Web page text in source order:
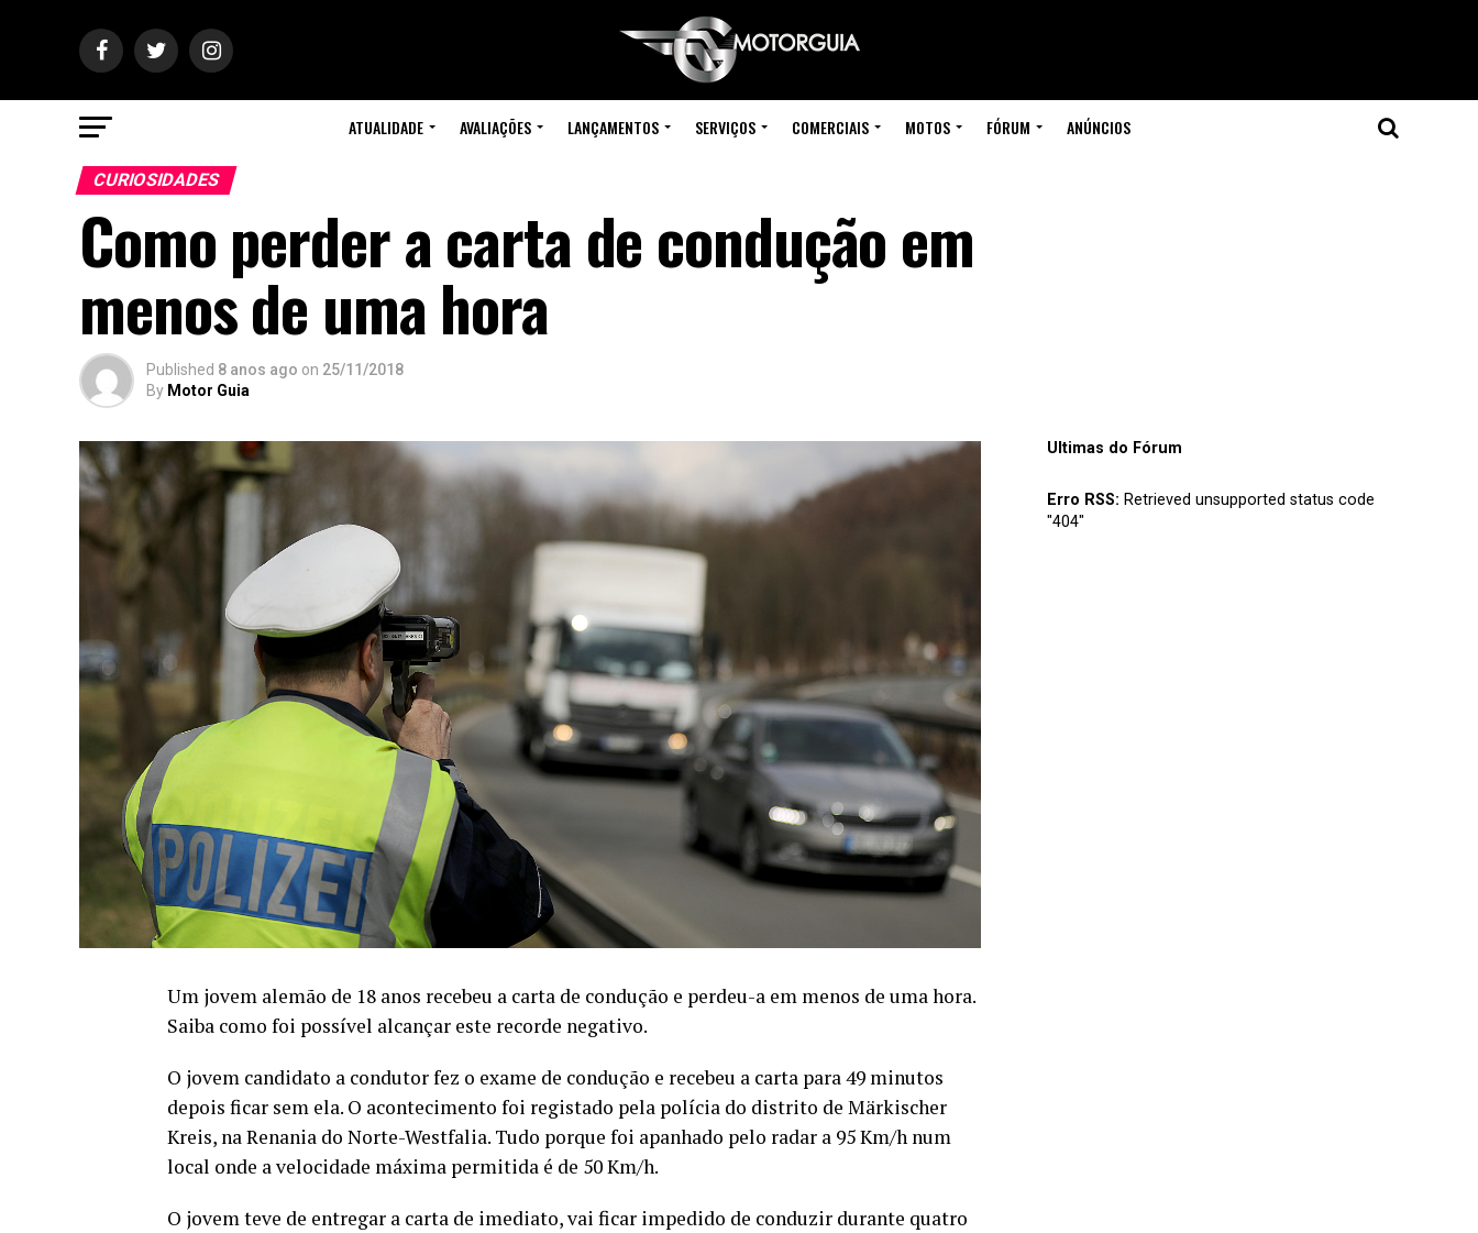
ATUALIDADE AVALIAÇÕES LANÇAMENTOS SERVIÇOS COMERCIAIS MOTOS FÓRUM ANÚNCIOS
CURIOSIDADES
Como perder a carta de condução em
menos de uma hora
Published 8 anos ago on 25/11/2018
By Motor Guia
Um jovem alemão de 18 anos recebeu a carta de condução e perdeu-a em menos de uma hora.
Saiba como foi possível alcançar este recorde negativo.
O jovem candidato a condutor fez o exame de condução e recebeu a carta para 49 minutos
depois ficar sem ela. O acontecimento foi registado pela polícia do distrito de Märkischer
Kreis, na Renania do Norte-Westfalia. Tudo porque foi apanhado pelo radar a 95 Km/h num
local onde a velocidade máxima permitida é de 50 Km/h.
O jovem teve de entregar a carta de imediato, vai ficar impedido de conduzir durante quatro
Ultimas do Fórum
Erro RSS: Retrieved unsupported status code
"404"